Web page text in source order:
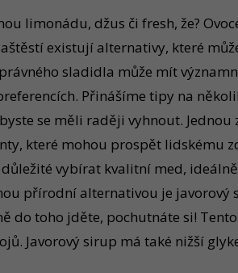
limonádu, džus či fresh, že?
existují alternativy, které
sladidla může mít
Přinášíme tipy na
se měli raději vyhnout.
které mohou prospět lidskému
vybírat kvalitní med,
přírodní alternativou je javorový
do toho jděte, pochutnáte si!
Javorový sirup má také nižší